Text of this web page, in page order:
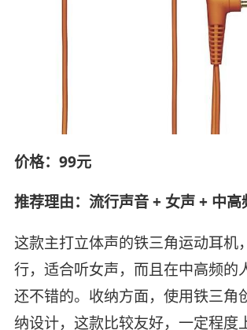
价格：99元
推荐理由：流行声音 + 女声 + 中高
这款主打立体声的铁三角运动耳机
行，适合听女声，而且在中高频的
还不错的。收纳方面，使用铁三角
纳设计，这款比较友好，一定程度